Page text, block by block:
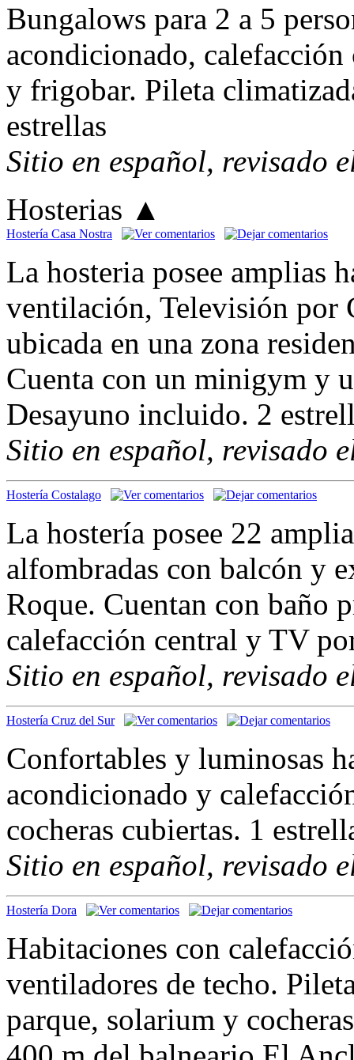
Bungalows para 2 a 5
acondicionado,
y frigobar. Pileta
estrellas
Sitio en español, revisado
Hosterias ▲
Hostería Casa Nostra
La hosteria posee amplias
ventilación, Televisión por
ubicada en una zona
Cuenta con un minigym y
Desayuno incluido. 2
Sitio en español, revisado
Hostería Costalago
La hostería posee 22
alfombradas con balcón y
Roque. Cuentan con baño
calefacción central y TV
Sitio en español, revisado
Hostería Cruz del Sur
Confortables y luminosas
acondicionado y
cocheras cubiertas. 1
Sitio en español, revisado
Hostería Dora
Habitaciones con
ventiladores de techo.
parque, solarium y